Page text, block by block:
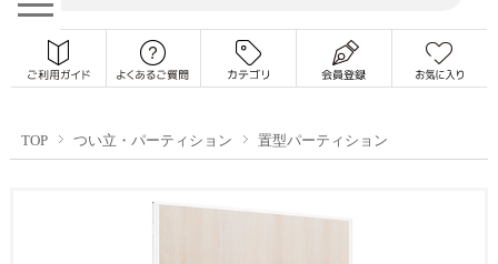
TOP つい立・パーティション 置型パーティション